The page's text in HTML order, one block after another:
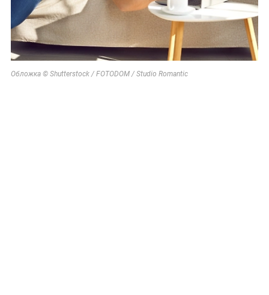
Обложка © Shutterstock / FOTODOM / Studio Romantic